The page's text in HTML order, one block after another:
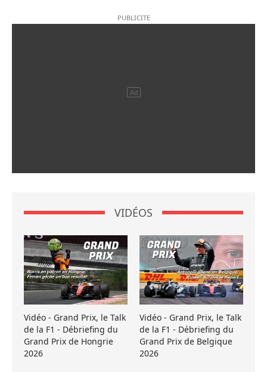
VIDÉOS
Vidéo - Grand Prix, le Talk
de la F1 - Débriefing du
Grand Prix de Hongrie
2026
Vidéo - Grand Prix, le Talk
de la F1 - Débriefing du
Grand Prix de Belgique
2026